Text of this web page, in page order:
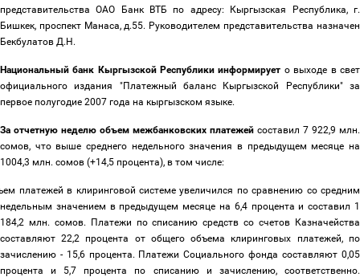
представительства ОАО Банк ВТБ по адресу: Кыргызская Республика, г.
Бишкек, проспект Манаса, д.55. Руководителем представительства назначен
Бекбулатов Д.Н.
Национальный банк Кыргызской Республики информирует о выходе в свет
официального издания "Платежный баланс Кыргызской Республики" за
первое полугодие 2007 года на кыргызском языке.
За отчетную неделю объем межбанковских платежей составил 7 922,9 млн.
сомов, что выше среднего недельного значения в предыдущем месяце на
1004,3 млн. сомов (+14,5 процента), в том числе:
платежей в клиринговой системе увеличился по сравнению со средним
недельным значением в предыдущем месяце на 6,4 процента и составил 1
184,2 млн. сомов. Платежи по списанию средств со счетов Казначейства
составляют 22,2 процента от общего объема клиринговых платежей, по
зачислению - 15,6 процента. Платежи Социального фонда составляют 0,05
процента и 5,7 процента по списанию и зачислению, соответственно.